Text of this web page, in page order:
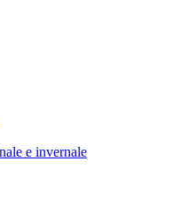
e invernale